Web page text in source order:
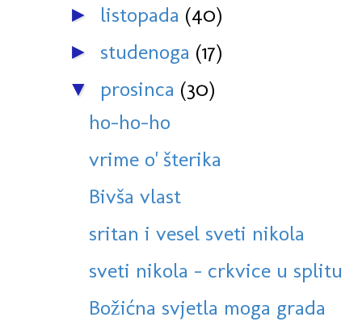
► listopada (40)
► studenoga (17)
▼ prosinca (30)
ho-ho-ho
vrime o' šterika
Bivša vlast
sritan i vesel sveti nikola
sveti nikola - crkvice u splitu
Božićna svjetla moga grada